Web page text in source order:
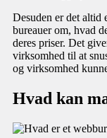
Desuden er det altid
bureauer om, hvad
deres priser. Det
virksomhed til at
og virksomhed
Hvad kan